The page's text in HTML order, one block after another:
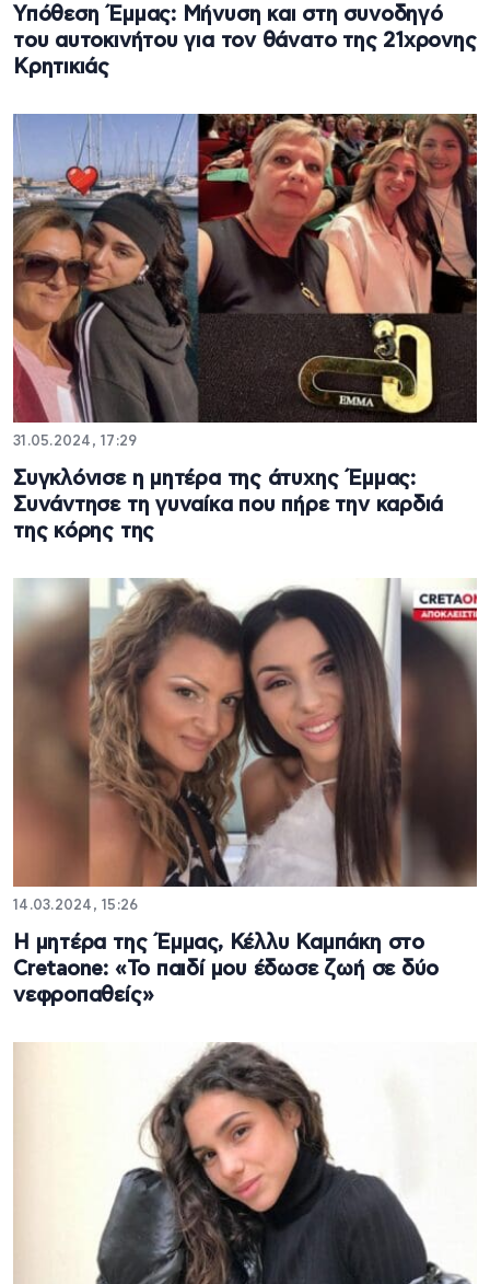
Υπόθεση Έμμας: Μήνυση και στη συνοδηγό
του αυτοκινήτου για τον θάνατο της 21χρονης
Κρητικιάς
31.05.2024, 17:29
Συγκλόνισε η μητέρα της άτυχης Έμμας:
Συνάντησε τη γυναίκα που πήρε την καρδιά
της κόρης της
14.03.2024, 15:26
Η μητέρα της Έμμας, Κέλλυ Καμπάκη στο
Cretaone: «Το παιδί μου έδωσε ζωή σε δύο
νεφροπαθείς»